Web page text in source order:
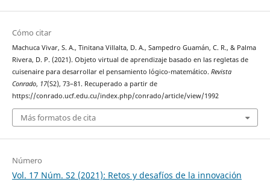
Cómo citar
Machuca Vivar, S. A., Tinitana Villalta, D. A., Sampedro Guamán, C. R., & Palma
Rivera, D. P. (2021). Objeto virtual de aprendizaje basado en las regletas de
cuisenaire para desarrollar el pensamiento lógico-matemático. Revista
Conrado, 17(S2), 73–81. Recuperado a partir de
https://conrado.ucf.edu.cu/index.php/conrado/article/view/1992
Más formatos de cita
Número
Vol. 17 Núm. S2 (2021): Retos y desafíos de la innovación